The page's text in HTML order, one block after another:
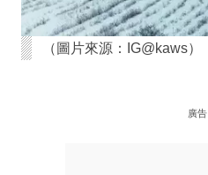
（圖片來源：IG@kaws）
廣告